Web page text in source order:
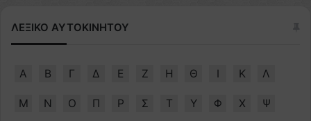
ΛΕΞΙΚΟ ΑΥΤΟΚΙΝΗΤΟΥ
Α Β Γ Δ Ε Ζ Η Θ Ι Κ Λ
Μ Ν Ο Π Ρ Σ Τ Υ Φ Χ Ψ